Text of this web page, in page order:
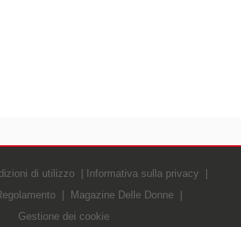
di utilizzo
Informativa sulla privacy
Magazine Delle Donne
Gestione dei cookie